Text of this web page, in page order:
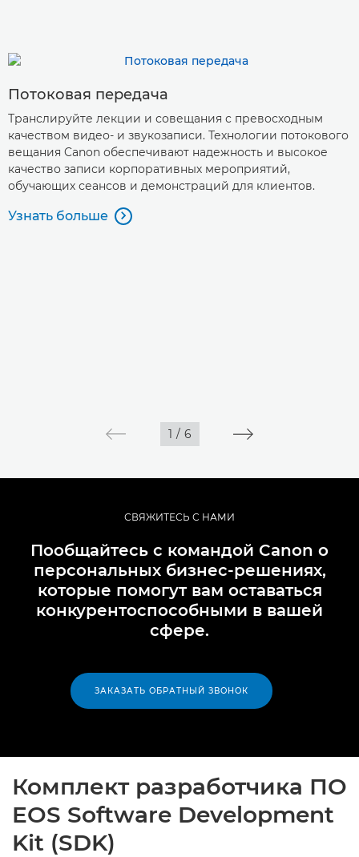
Потоковая передача
Транслируйте лекции и совещания с превосходным
качеством видео- и звукозаписи. Технологии потокового
вещания Canon обеспечивают надежность и высокое
качество записи корпоративных мероприятий,
обучающих сеансов и демонстраций для клиентов.
Узнать больше 
1 / 6
СВЯЖИТЕСЬ С НАМИ
Пообщайтесь с командой Canon о
персональных бизнес-решениях,
которые помогут вам оставаться
конкурентоспособными в вашей
сфере.
ЗАКАЗАТЬ ОБРАТНЫЙ ЗВОНОК
Комплект разработчика ПО
EOS Software Development
Kit (SDK)